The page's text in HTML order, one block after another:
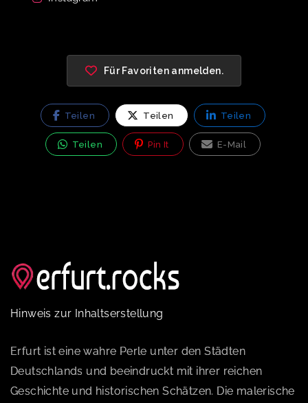
Für Favoriten anmelden.
Teilen Teilen Teilen
Teilen Pin It E-Mail
Hinweis zur Inhaltserstellung
Erfurt ist eine wahre Perle unter den Städten
Deutschlands und beeindruckt mit ihrer reichen
Geschichte und historischen Schätzen. Die malerische